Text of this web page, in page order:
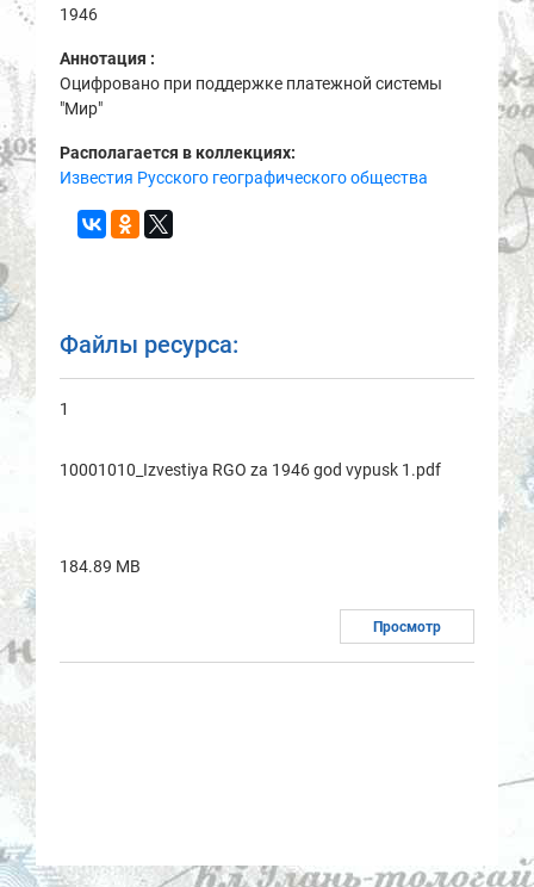
1946
Аннотация :
Оцифровано при поддержке платежной системы
"Мир"
Располагается в коллекциях:
Известия Русского географического общества
Файлы ресурса:
1
10001010_Izvestiya RGO za 1946 god vypusk 1.pdf
184.89 MB
Просмотр